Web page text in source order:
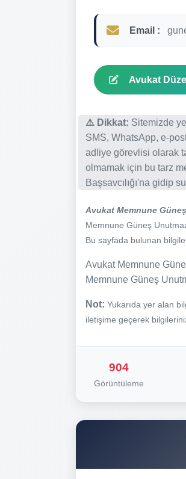
Email :
Avukat
⚠️ Dikkat: Sitemizde
SMS, WhatsApp, e-
adliye görevlisi olarak
olmamak için bu tarz
Başsavcılığı'na gidip
Avukat Memnune
Memnune Güneş
Bu sayfada bulunan
Avukat Memnune
Memnune Güneş
Not: Yukarıda yer alan
iletişime geçerek
904
Görüntüleme